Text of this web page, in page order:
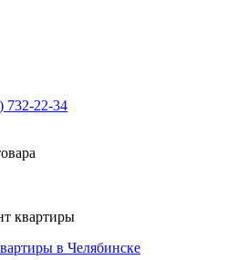
732-22-34
квартиры